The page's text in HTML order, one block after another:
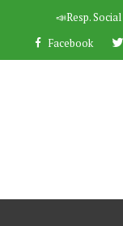
contenido
📣Resp. Social
Facebook